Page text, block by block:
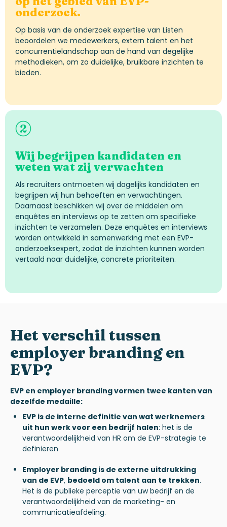
onderzoek.
Op basis van de onderzoek expertise van Listen
beoordelen we medewerkers, extern talent en het
concurrentielandschap aan de hand van degelijke
methodieken, om zo duidelijke, bruikbare inzichten te
bieden.
Wij begrijpen kandidaten en
weten wat zij verwachten
Als recruiters ontmoeten wij dagelijks kandidaten en
begrijpen wij hun behoeften en verwachtingen.
Daarnaast beschikken wij over de middelen om
enquêtes en interviews op te zetten om specifieke
inzichten te verzamelen. Deze enquêtes en interviews
worden ontwikkeld in samenwerking met een EVP-
onderzoeksexpert, zodat de inzichten kunnen worden
vertaald naar duidelijke, concrete prioriteiten.
Het verschil tussen
employerbranding en
EVP?
EVP en employer branding vormen twee kanten van
dezelfde medaille:
EVP is de interne definitie van wat werknemers
uit hun werk voor een bedrijf halen: het is de
verantwoordelijkheid van HR om de EVP-strategie te
definiëren
Employer branding is de externe uitdrukking
van de EVP, bedoeld om talent aan te trekken.
Het is de publieke perceptie van uw bedrijf en de
verantwoordelijkheid van de marketing- en
communicatieafdeling.